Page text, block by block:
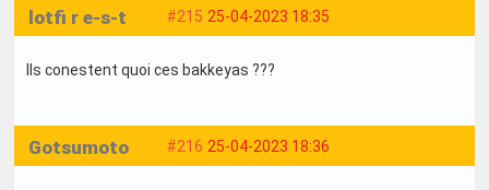
#215 25-04-2023 18:35
lotfi r e-s-t
Ils conestent quoi ces bakkeyas ???
#216 25-04-2023 18:36
Gotsumoto